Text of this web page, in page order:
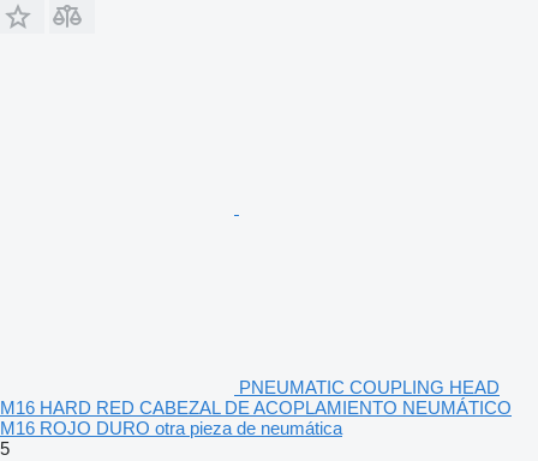
PNEUMATIC COUPLING HEAD
M16 HARD RED CABEZAL DE ACOPLAMIENTO NEUMÁTICO
M16 ROJO DURO otra pieza de neumática
5